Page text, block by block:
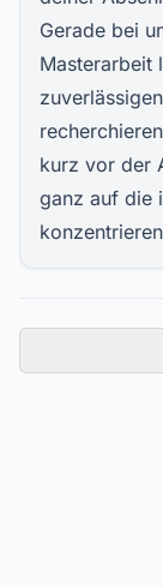
Gerade bei
Masterarbeit
kurz vor der
ganz auf die